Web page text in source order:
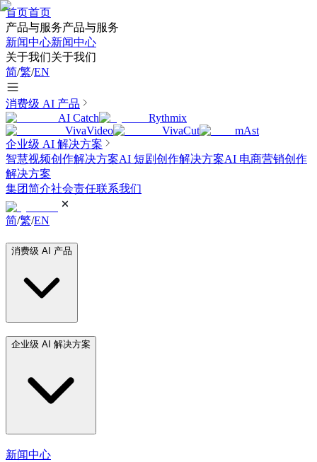
首页首页
产品与服务产品与服务
新闻中心新闻中心
关于我们关于我们
简/繁/EN
消费级 AI 产品
AI Catch
Rythmix
VivaVideo
VivaCut
mAst
企业级 AI 解决方案
智慧视频创作解决方案AI 短剧创作解决方案AI 电商营销创作
解决方案
集团简介社会责任联系我们
简/繁/EN
消费级 AI 产品
企业级 AI 解决方案
新闻中心